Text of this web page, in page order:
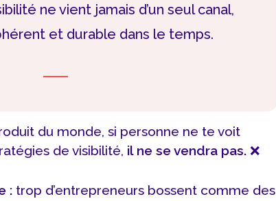
ne vient jamais d’un seul canal,
et durable dans le temps.
du monde, si personne ne te voit
de visibilité, il ne se vendra pas. ❌
: trop d’entrepreneurs bossent comme des